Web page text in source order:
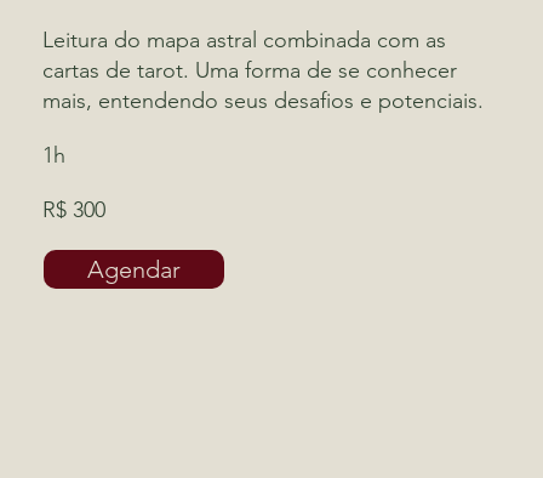
Leitura do mapa astral combinada com as
cartas de tarot. Uma forma de se conhecer
mais, entendendo seus desafios e potenciais.
1h
R$ 300
Agendar